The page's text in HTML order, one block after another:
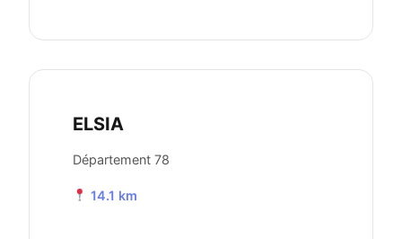
ELSIA
Département 78
14.1 km